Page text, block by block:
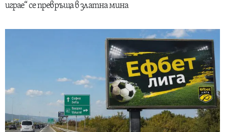
играе“ се превръща в златна мина